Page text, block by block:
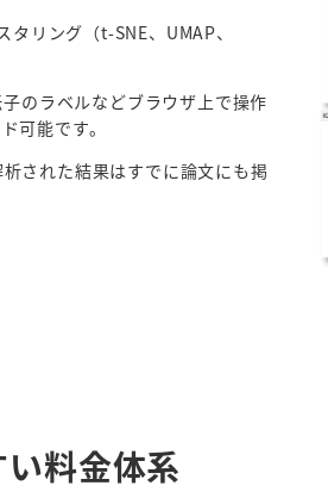
リング（t-SNE、UMAP、
のラベルなどブラウザ上で操作
可能です。
された結果はすでに論文にも掲
料金体系